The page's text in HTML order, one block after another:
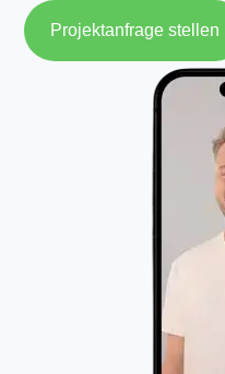
Projektanfrage stellen